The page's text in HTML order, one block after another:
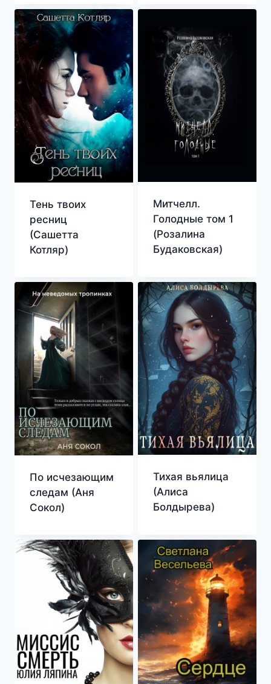
Тень твоих
ресниц
(Сашетта
Котляр)
Митчелл.
Голодные том 1
(Розалина
Будаковская)
По исчезающим
следам (Аня
Сокол)
Тихая вьялица
(Алиса
Болдырева)